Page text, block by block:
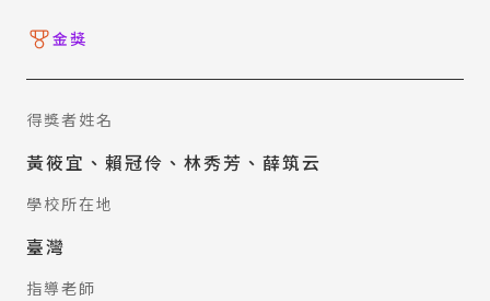
金獎
得獎者姓名
黃筱宜、賴冠伶、林秀芳、薛筑云
學校所在地
臺灣
指導老師